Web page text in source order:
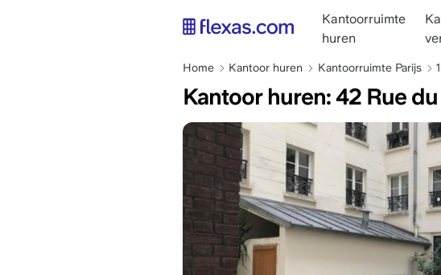
main
navigation
Kantoorruimte
huren
Kruimelpad
Home Kantoor huren Kantoorruimte Parijs
Kantoor huren: 42 Rue